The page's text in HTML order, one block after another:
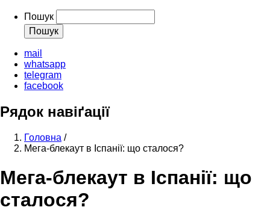
Пошук
mail
whatsapp
telegram
facebook
Рядок навіґації
Головна /
Мега-блекаут в Іспанії: що сталося?
Мега-блекаут в Іспанії: що
сталося?